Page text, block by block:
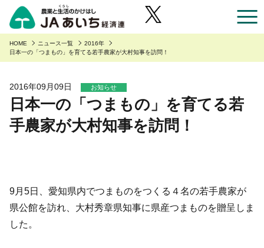
お近くのJAのお店一覧
あいち産のご紹介
あいちの園芸
あいちの花
あいちの畜産・お肉
安全・安心へのこだわり
安全・安心へのこだわり
あいち産 お米の安全・安心
あいちの農業
くらしに役立つ情報
Aコープ
農家組合員の方へ
農家組合員の方へ
JAあいち経済連について
HOME ニュース一覧
2016年
日本一の「つまもの」を育てる若手農家が大村知事を訪問！
2016年09月09日 お知らせ
日本一の「つまもの」を育てる若
手農家が大村知事を訪問！
9月5日、愛知県内でつまものをつくる４名の若手農家が
県公館を訪れ、大村秀章県知事に県産つまものを贈呈しま
した。